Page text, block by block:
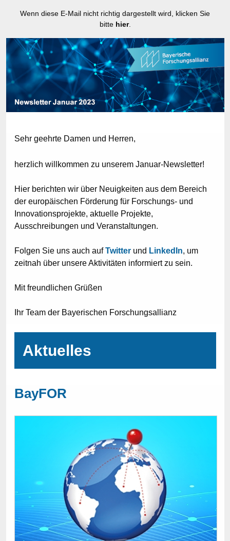
Wenn diese E-Mail nicht richtig dargestellt wird, klicken Sie
bitte hier.
Sehr geehrte Damen und Herren,
herzlich willkommen zu unserem Januar-Newsletter!
Hier berichten wir über Neuigkeiten aus dem Bereich
der europäischen Förderung für Forschungs- und
Innovationsprojekte, aktuelle Projekte,
Ausschreibungen und Veranstaltungen.
Folgen Sie uns auch aufTwitterund LinkedIn, um
zeitnah über unsere Aktivitäten informiert zu sein.
Mit freundlichen Grüßen
Ihr Team der Bayerischen Forschungsallianz
Aktuelles
BayFOR